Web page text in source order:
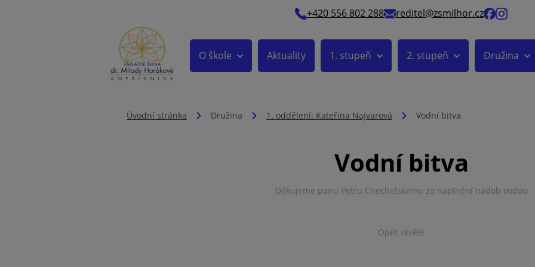
+420 556 802 288 reditel@zsmilhor.cz
O škole Aktuality 1. stupeň 2. stupeň Družina
Úvodní stránka Družina 1. oddělení: Kateřina Najvarová Vodní bitva
Vodní bitva
Děkujeme panu Petru Chechelskému za naplnění nádob vodou
Opět skvělé